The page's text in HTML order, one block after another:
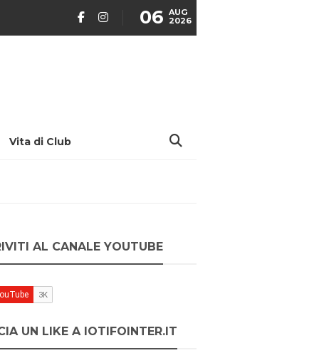
06 AUG
2026
Vita di Club
AL CANALE YOUTUBE
UN LIKE A IOTIFOINTER.IT